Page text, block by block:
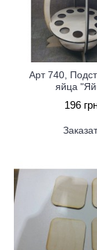
Арт 740,
яйца
196